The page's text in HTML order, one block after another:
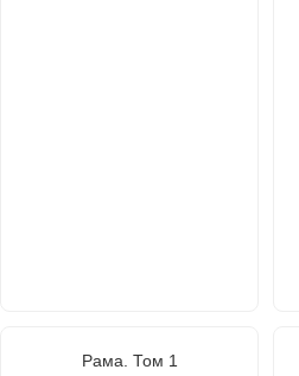
Рама. Том 1